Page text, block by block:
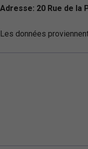
Adresse: 20 Rue de la
Les données